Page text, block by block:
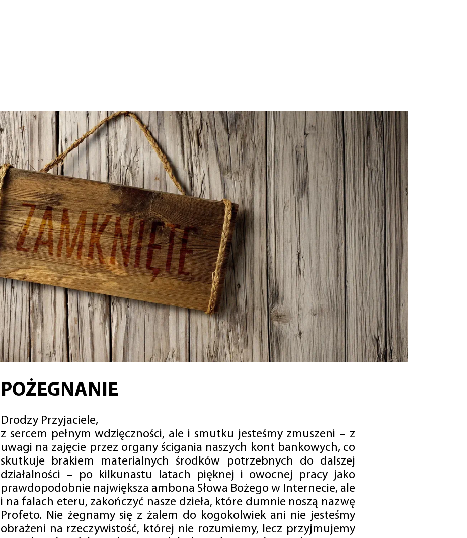
POŻEGNANIE
Drodzy Przyjaciele,
z sercem pełnym wdzięczności, ale i smutku jesteśmy zmuszeni – z
uwagi na zajęcie przez organy ścigania naszych kont bankowych, co
skutkuje brakiem materialnych środków potrzebnych do dalszej
działalności – po kilkunastu latach pięknej i owocnej pracy jako
prawdopodobnie największa ambona Słowa Bożego w Internecie, ale
i na falach eteru, zakończyć nasze dzieła, które dumnie noszą nazwę
Profeto. Nie żegnamy się z żalem do kogokolwiek ani nie jesteśmy
obrażeni na rzeczywistość, której nie rozumiemy, lecz przyjmujemy